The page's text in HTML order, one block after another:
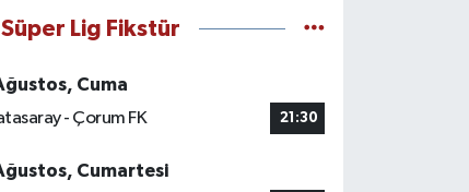
Süper Lig Fikstür
Cuma
- Çorum FK
21:30
Cumartesi